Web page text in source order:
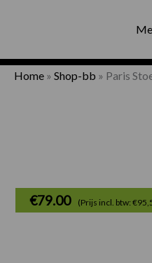
Home » Shop-bb » Paris
€79.00 (Prijs incl. btw: